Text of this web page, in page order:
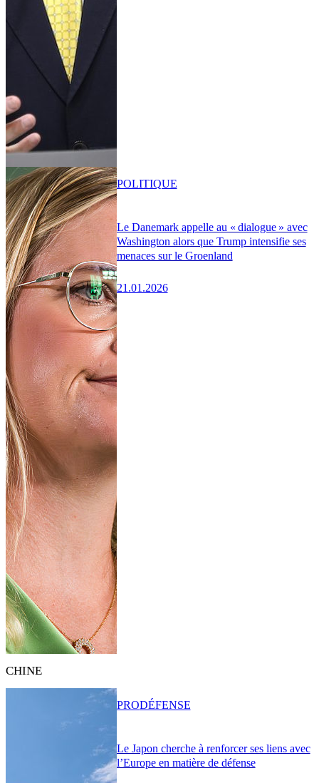
Le Danemark appelle au « dialogue » avec
Washington alors que Trump intensifie ses
menaces sur le Groenland
21.01.2026
POLITIQUE
CHINE
Le Japon cherche à renforcer ses liens avec
l’Europe en matière de défense
PRODÉFENSE